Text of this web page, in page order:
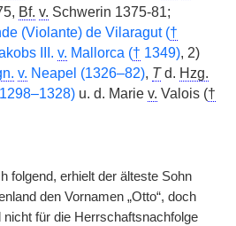
Bf. v. Schwerin 1375-81;
(Violante) de Vilaragut (†
III. v. Mallorca († 1349), 2)
v. Neapel (1326–82), Td. Hzg.
u. d. Marie v. Valois (†
folgend, erhielt der älteste Sohn
den Vornamen „Otto“, doch
für die Herrschaftsnachfolge